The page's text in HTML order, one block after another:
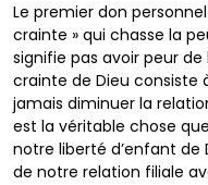
Le premier don
crainte » qui chasse la
signifie pas avoir peur de
crainte de Dieu consiste
jamais diminuer la
est la véritable chose que
notre liberté d’enfant de
de notre relation filiale